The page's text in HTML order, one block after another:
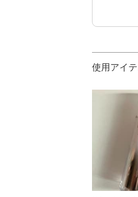
使用アイ